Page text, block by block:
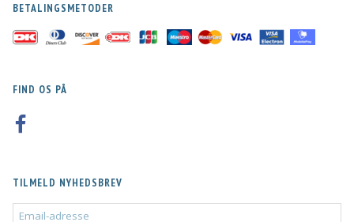
BETALINGSMETODER
FIND OS PÅ
TILMELD NYHEDSBREV
EMAIL-